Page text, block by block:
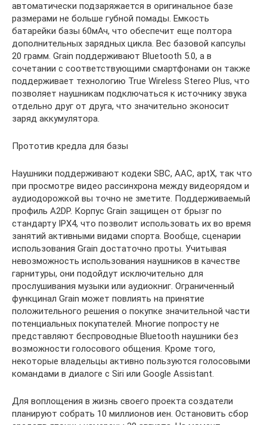
автоматически подзаряжается в оригинальное базе
размерами не больше губной помады. Емкость
батарейки базы 60мАч, что обеспечит еще полтора
дополнительных зарядных цикла. Вес базовой капсулы
20 грамм. Grain поддерживают Bluetooth 5.0, а в
сочетании с соответствующими смартфонами он также
поддерживает технологию True Wireless Stereo Plus, что
позволяет наушникам подключаться к источнику звука
отдельно друг от друга, что значительно эконосит
заряд аккумулятора.
Прототив кредла для базы
Наушники поддерживают кодеки SBC, AAC, aptX, так что
при просмотре видео рассинхрона между видеорядом и
аудиодорожкой вы точно не зметите. Поддерживаемый
профиль A2DP. Корпус Grain защищен от брызг по
стандарту IPX4, что позволит использовать их во время
занятий активными видами спорта. Вообще, сценарии
использования Grain достаточно проты. Учитывая
невозможность использования наушников в качестве
гарнитуры, они подойдут исключительно для
прослушивания музыки или аудиокниг. Ограниченный
функцинал Grain может повлиять на принятие
положительного решения о покупке значительной части
потенциальных покупателей. Многие попросту не
представляют беспроводные Bluetooth наушники без
возможности голосового общения. Кроме того,
некоторые владельцы активно пользуются голосовыми
командами в диалоге с Siri или Google Assistant.
Для воплощения в жизнь своего проекта создатели
планируют собрать 10 миллионов иен. Остановить сбор